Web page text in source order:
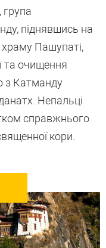
група
піднявшись на
Пашупаті,
та очищення
з Катманду
Непальці
справжнього
кори.